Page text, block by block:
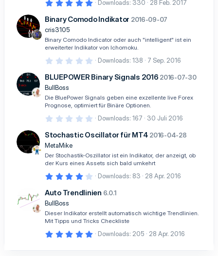
5
0
e
r
)
Downloads 330 28 Feb. 2017
Binary Comodo Indikator 2016-09-07
cris3105
Binary Comodo Indicator oder auch "intelligent" ist ein
erweiterter Indikator von Ichomoku.
0
0
0
e
r
)
Downloads 138 7 Sep. 2016
BLUEPOWER Binary Signals 2016 2016-07-30
BullBoss
Die BluePower Signals geben eine exzellente live Forex
Prognose, optimiert für Binäre Optionen.
0
0
e
r
)
Downloads 167 30 Juli 2016
Stochastic Oscillator für MT4 2016-04-28
MetaMike
Der Stochastik-Oszillator ist ein Indikator, der anzeigt, ob
der Kurs eines Assets sich bald umkehrt
4
0
0
e
r
Downloads 83 28 Apr. 2016
Auto Trendlinien 6.0.1
BullBoss
Dieser Indikator erstellt automatisch wichtige Trendlinien.
Mit Tipps und Tricks Checkliste
5 Downloads 205 28 Apr. 2016